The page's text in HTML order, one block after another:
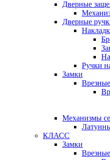
Дверные
Дверные
Ручки
Замки
Механизмы
КЛАСС
Замки